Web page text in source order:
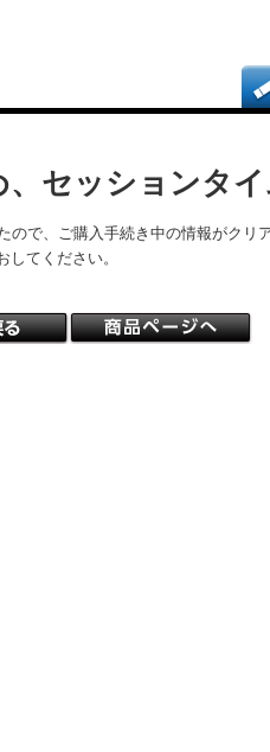
セッションタイ
で、ご購入手続き中の情報がクリ
てください。